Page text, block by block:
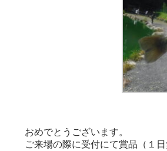
おめでとうございます。
ご来場の際に受付にて賞品（１